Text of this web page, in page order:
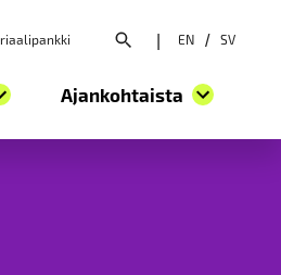
Avaa hakuvalikko
EN / SV
Ajankohtaista